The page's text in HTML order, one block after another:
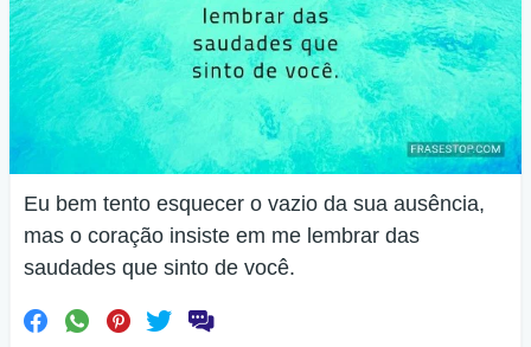
Eu bem tento esquecer o vazio da sua ausência,
mas o coração insiste em me lembrar das
saudades que sinto de você.